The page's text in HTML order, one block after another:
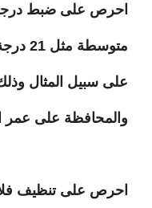
احرص على ضبط درجة
على سبيل المثال وذلك
والمحافظة على عمر
احرص على تنظيف